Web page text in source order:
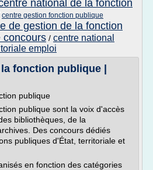
national de la fonction
centre gestion fonction publique
de gestion de la fonction
concours / centre national
emploi
fonction publique |
publique
publique sont la voix d'accès
bibliothèques, de la
Des concours dédiés
publiques d'État, territoriale et
en fonction des catégories